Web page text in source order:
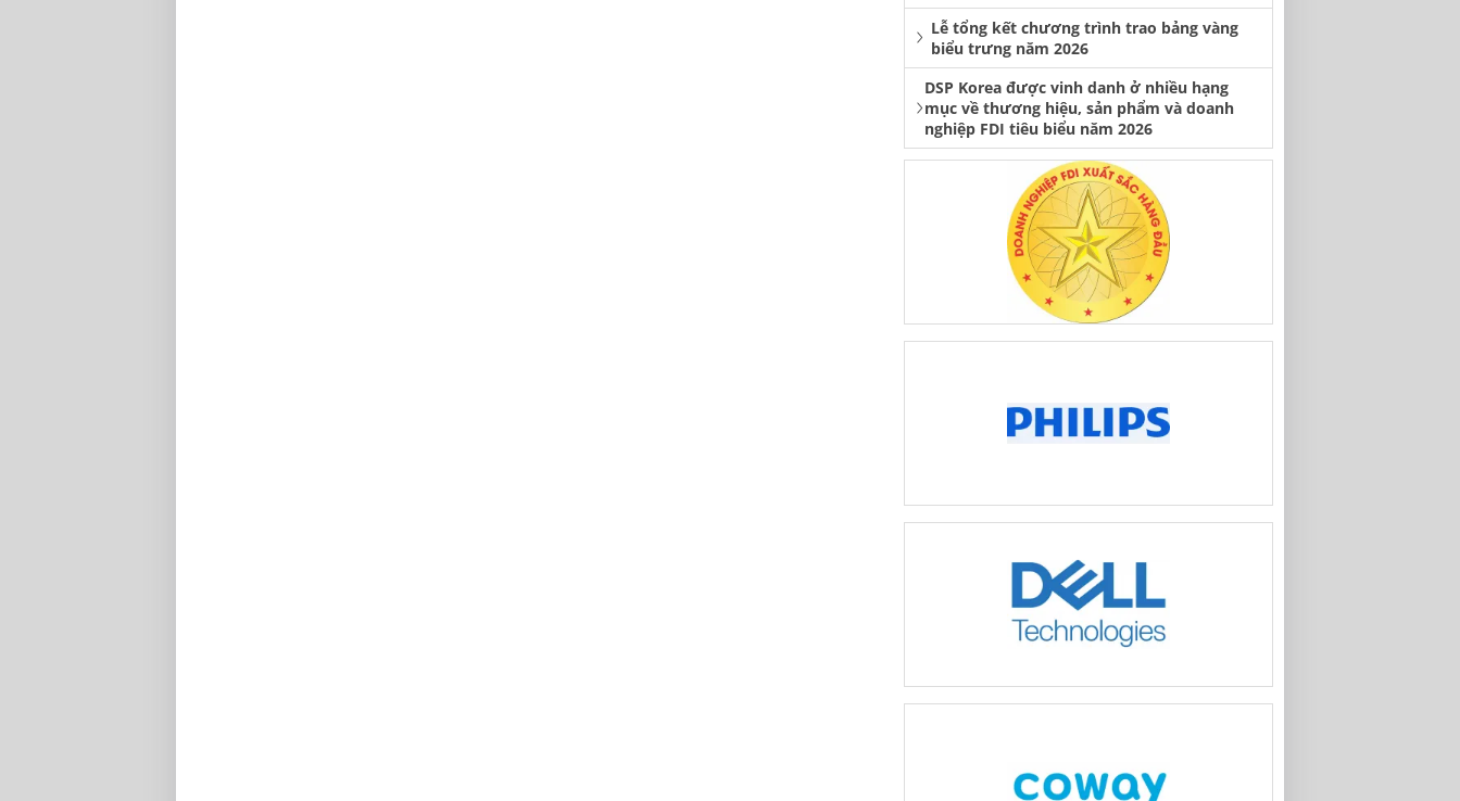
Lễ tổng kết chương trình trao bảng vàng
biểu trưng năm 2026
DSP Korea được vinh danh ở nhiều hạng
mục về thương hiệu, sản phẩm và doanh
nghiệp FDI tiêu biểu năm 2026